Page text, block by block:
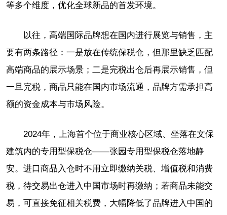
等多个维度，优化全球新品的首发环境。
以往，高端国际品牌想在国内进行展览与销售，主
要有两条路径：一是放在传统保税仓，但那里缺乏匹配
高端商品的展示场景；二是完税出仓后再展示销售，但
一旦完税，商品只能在国内市场流通，品牌方需承担高
额的资金成本与市场风险。
2024年，上海首个位于商业核心区域、坐落在文保
建筑内的专用型保税仓——张园专用型保税仓落地静
安。进口商品入仓时不用立即缴纳关税、增值税和消费
税，待交易出仓进入中国市场时再缴纳；若商品未能交
易，可直接免征相关税费，大幅降低了品牌进入中国的